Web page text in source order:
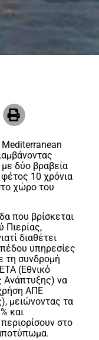
Mediterranean
με δύο βραβεία
10 χρόνια
χώρο του
που βρίσκεται
Πιερίας,
διαθέτει
υπηρεσίες
τη συνδρομή
(Εθνικό
Ανάπτυξης) να
ΑΠΕ
μειώνοντας τα
και
στο